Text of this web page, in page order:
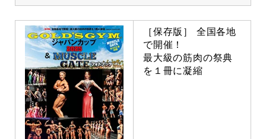
［保存版］ 全国各地
で開催！
最大級の筋肉の祭典
を１冊に凝縮